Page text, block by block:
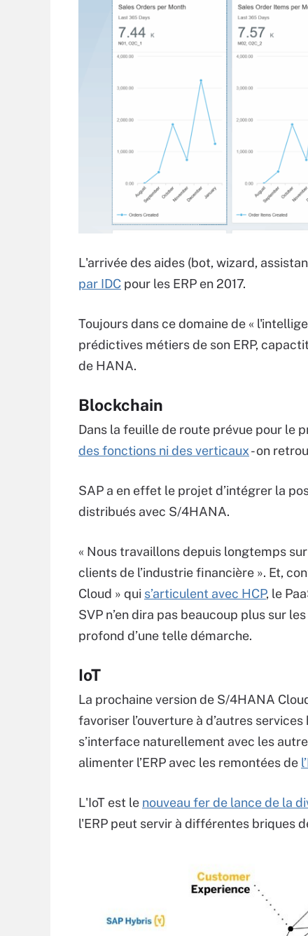
L'arrivée des aides (bot, wizard,
par IDC pour les ERP en 2017.
Toujours dans ce domaine de «
prédictives métiers de son ERP,
de HANA.
Blockchain
Dans la feuille de route prévue pour le
des fonctions ni des verticaux- on
SAP a en effet le projet d’intégrer la
distribués avec S/4HANA.
« Nous travaillons depuis longtemps
clients de l’industrie financière ». Et,
Cloud » qui s’articulent avec HCP, le
SVP n’en dira pas beaucoup plus sur
profond d’une telle démarche.
IoT
La prochaine version de S/4HANA
favoriser l’ouverture à d’autres
s’interface naturellement avec les
alimenter l’ERP avec les remontées de
L'IoT est le nouveau fer de lance de la
l'ERP peut servir à différentes briques